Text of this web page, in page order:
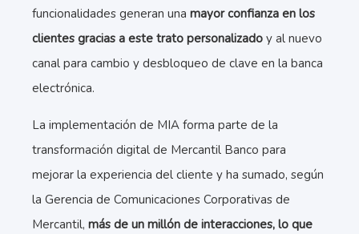
funcionalidades generan una mayor confianza en los
clientes gracias a este trato personalizado y al nuevo
canal para cambio y desbloqueo de clave en la banca
electrónica.
La implementación de MIA forma parte de la
transformación digital de Mercantil Banco para
mejorar la experiencia del cliente y ha sumado, según
la Gerencia de Comunicaciones Corporativas de
Mercantil, más de un millón de interacciones, lo que